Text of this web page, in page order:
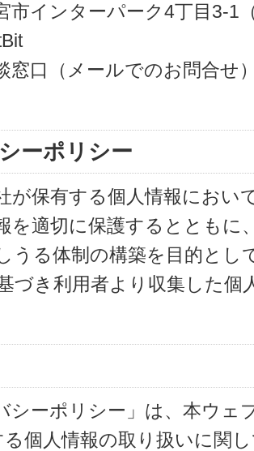
市インターパーク4丁目3-1
窓口（メールでのお問合せ
ーポリシー
が保有する個人情報におい
を適切に保護するとともに
うる体制の構築を目的とし
づき利用者より収集した個
シーポリシー」は、本ウェ
る個人情報の取り扱いに関